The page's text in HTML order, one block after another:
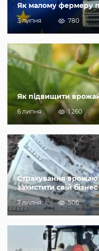
Як малому фермеру
3 липня 780
Як підвищити
6 липня 1 260
Страхування
захистити свій бізнес
7 липня 506